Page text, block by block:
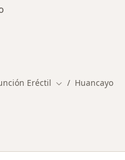
Eréctil Cambiar de ciudad
Huancayo